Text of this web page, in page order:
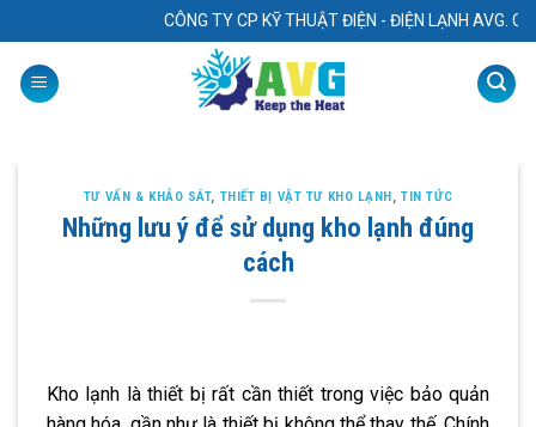
to
content
CÔNG TY CP KỸ THUẬT ĐIỆN - ĐIỆN LẠNH AVG.
TƯ VẤN & KHẢO SÁT, THIẾT BỊ VẬT TƯ KHO LẠNH,TIN TỨC
Những lưu ý để sử dụng kho lạnh đúng
cách
Kho lạnh là thiết bị rất cần thiết trong việc bảo quản